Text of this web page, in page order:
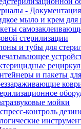
- Документация
мыло и крем для
стерилизации
и тубы для
и пакеты
мойки
контроль